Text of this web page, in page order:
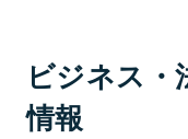
ビジネス・
情報